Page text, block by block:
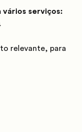
vários serviços:
relevante, para